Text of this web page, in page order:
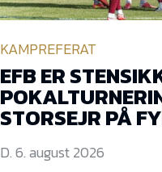
KAMPREFERAT
EFB ER
STORSEJR PÅ
D. 6. august 2026